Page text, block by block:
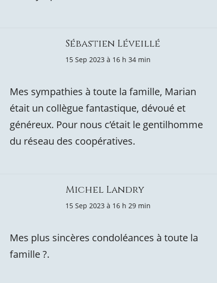
Sébastien Léveillé
15 Sep 2023 à 16 h 34 min
Mes sympathies à toute la famille, Marian
était un collègue fantastique, dévoué et
généreux. Pour nous c’était le gentilhomme
du réseau des coopératives.
Michel Landry
15 Sep 2023 à 16 h 29 min
Mes plus sincères condoléances à toute la
famille ?.